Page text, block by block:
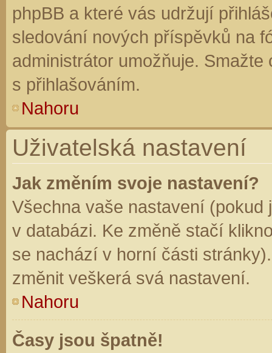
phpBB a které vás udržují
sledování nových příspěvků na
administrátor umožňuje.
s přihlašováním.
Nahoru
Uživatelská nastavení
Jak změním svoje nastavení?
Všechna vaše nastavení (pokud
v databázi. Ke změně stačí
se nachází v horní části
změnit veškerá svá nastavení.
Nahoru
Časy jsou špatně!